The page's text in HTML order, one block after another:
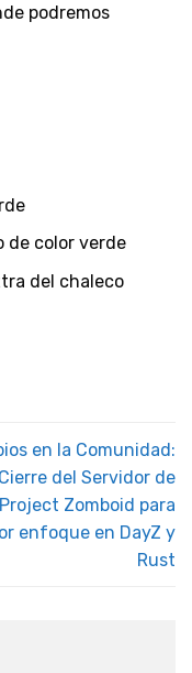
podremos
de color verde
del chaleco
en la Comunidad:
Cierre del Servidor de
Project Zomboid para
enfoque en DayZ y
Rust